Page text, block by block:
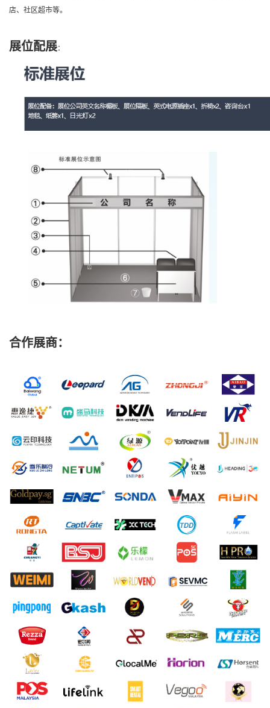
店、社区超市等。
展位配展：
合作展商：